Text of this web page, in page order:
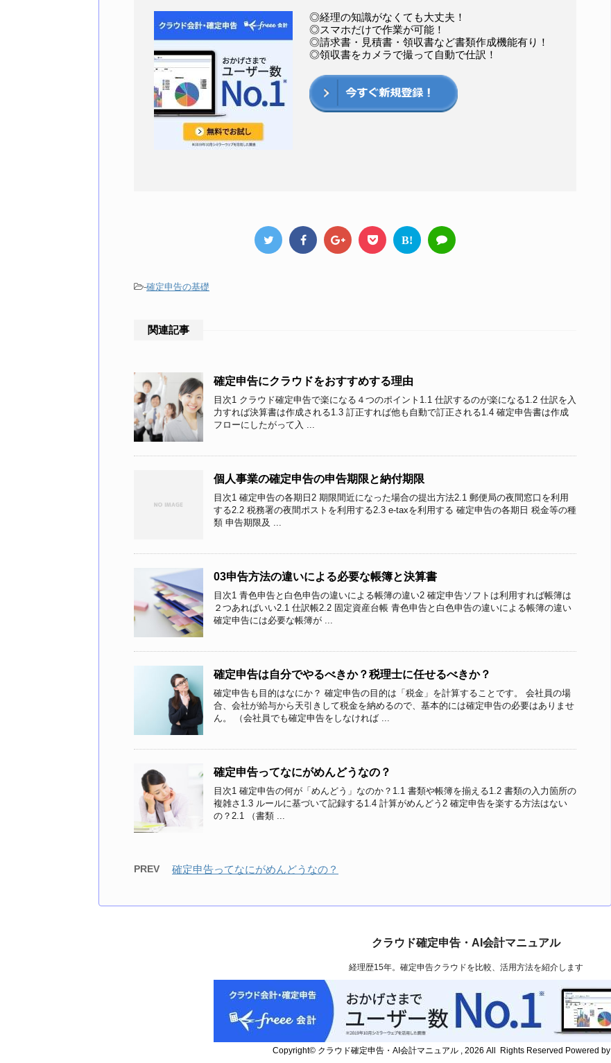
◎経理の知識がなくても大丈夫！
◎スマホだけで作業が可能！
◎請求書・見積書・領収書など書類作成機能有り！
◎領収書をカメラで撮って自動で仕訳！
B!
-確定申告の基礎
関連記事
確定申告にクラウドをおすすめする理由
目次1 クラウド確定申告で楽になる４つのポイント1.1 仕訳するのが楽になる1.2 仕訳を入
力すれば決算書は作成される1.3 訂正すれば他も自動で訂正される1.4 確定申告書は作成
フローにしたがって入 ...
個人事業の確定申告の申告期限と納付期限
目次1 確定申告の各期日2 期限間近になった場合の提出方法2.1 郵便局の夜間窓口を利用
する2.2 税務署の夜間ポストを利用する2.3 e-taxを利用する 確定申告の各期日 税金等の種
類 申告期限及 ...
03申告方法の違いによる必要な帳簿と決算書
目次1 青色申告と白色申告の違いによる帳簿の違い2 確定申告ソフトは利用すれば帳簿は
２つあればいい2.1 仕訳帳2.2 固定資産台帳 青色申告と白色申告の違いによる帳簿の違い
確定申告には必要な帳簿が ...
確定申告は自分でやるべきか？税理士に任せるべきか？
確定申告も目的はなにか？ 確定申告の目的は「税金」を計算することです。 会社員の場
合、会社が給与から天引きして税金を納めるので、基本的には確定申告の必要はありませ
ん。 （会社員でも確定申告をしなければ ...
確定申告ってなにがめんどうなの？
目次1 確定申告の何が「めんどう」なのか？1.1 書類や帳簿を揃える1.2 書類の入力箇所の
複雑さ1.3 ルールに基づいて記録する1.4 計算がめんどう2 確定申告を楽する方法はない
の？2.1 （書類 ...
PREV 確定申告ってなにがめんどうなの？
クラウド確定申告・AI会計マニュアル
経理歴15年。確定申告クラウドを比較、活用方法を紹介します
Copyright© クラウド確定申告・AI会計マニュアル , 2026 All Rights Reserved Powered by